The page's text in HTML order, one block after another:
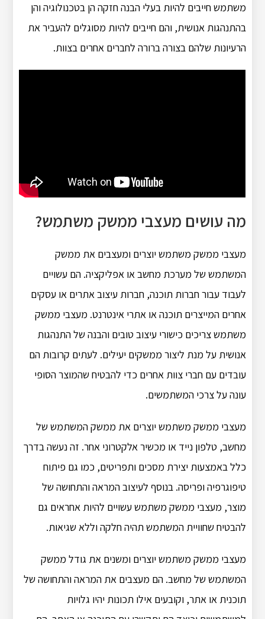
משתמש חייבים להיות בעלי הבנה חזקה הן בטכנולוגיה והן
בהתנהגות אנושית, והם חייבים להיות מסוגלים להעביר את
הרעיונות שלהם בצורה ברורה לחברים אחרים בצוות.
מה עושים מעצבי ממשק משתמש?
מעצבי ממשק משתמש יוצרים ומעצבים את ממשק
המשתמש של מערכת מחשב או אפליקציה. הם עשויים
לעבוד עבור חברות תוכנה, חברות עיצוב אתרים או עסקים
אחרים המייצרים תוכנה או אתרי אינטרנט. מעצבי ממשק
משתמש צריכים כישורי עיצוב טובים והבנה של התנהגות
אנושית על מנת ליצור ממשקים יעילים. לעתים קרובות הם
עובדים עם חברי צוות אחרים כדי להבטיח שהמוצר הסופי
עונה על צרכי המשתמשים.
מעצבי ממשק משתמש יוצרים את ממשק המשתמש של
מחשב, טלפון נייד או מכשיר אלקטרוני אחר. זה נעשה בדרך
כלל באמצעות יצירת מסכים ותפריטים, כמו גם פיתוח
טיפוגרפיה ופריסה. בנוסף לעיצוב המראה והתחושה של
מוצר, מעצבי ממשק משתמש עשויים להיות אחראים גם
להבטיח שחוויית המשתמש תהיה חלקה וללא שגיאות.
מעצבי ממשק משתמש יוצרים ומשנים את גודל ממשק
המשתמש של מחשב. הם מעצבים את המראה והתחושה של
תוכנית או אתר, וקובעים אילו תכונות יהיו גלויות